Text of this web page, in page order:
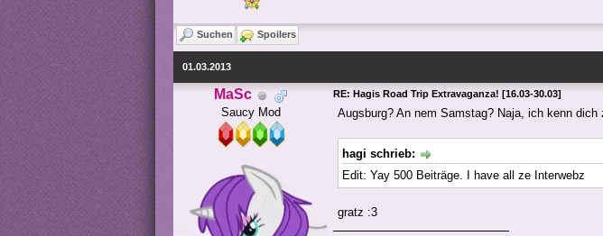
Suchen Spoilers
01.03.2013
MaSc
Saucy Mod
RE: Hagis Road Trip Extravaganza! [16.03-30.03]
Augsburg? An nem Samstag? Naja, ich kenn
hagi schrieb:
Edit: Yay 500 Beiträge. I have all ze Interwebz
gratz :3